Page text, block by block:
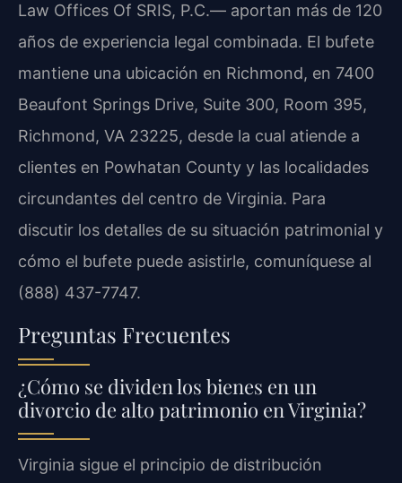
Law Offices Of SRIS, P.C.— aportan más de 120
años de experiencia legal combinada. El bufete
mantiene una ubicación en Richmond, en 7400
Beaufont Springs Drive, Suite 300, Room 395,
Richmond, VA 23225, desde la cual atiende a
clientes en Powhatan County y las localidades
circundantes del centro de Virginia. Para
discutir los detalles de su situación patrimonial y
cómo el bufete puede asistirle, comuníquese al
(888) 437-7747.
Preguntas Frecuentes
¿Cómo se dividen los bienes en un
divorcio de alto patrimonio en Virginia?
Virginia sigue el principio de distribución